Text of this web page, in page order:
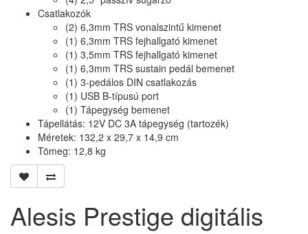
Csatlakozók
(2) 6,3mm TRS vonalszintű kimenet
(1) 6,3mm TRS fejhallgató kimenet
(1) 3,5mm TRS fejhallgató kimenet
(1) 6,3mm TRS sustain pedál bemenet
(1) 3-pedálos DIN csatlakozás
(1) USB B-típusú port
(1) Tápegység bemenet
Tápellátás: 12V DC 3A tápegység (tartozék)
Méretek: 132,2 x 29,7 x 14,9 cm
Tömeg: 12,8 kg
Alesis Prestige digitális